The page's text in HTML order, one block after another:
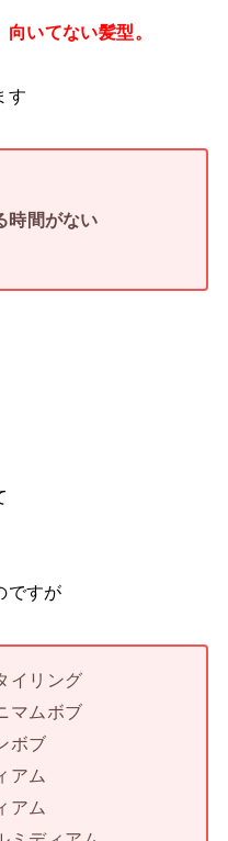
いてない髪型。
す
時間がない
ですが
イリング
マムボブ
ボブ
アム
アム